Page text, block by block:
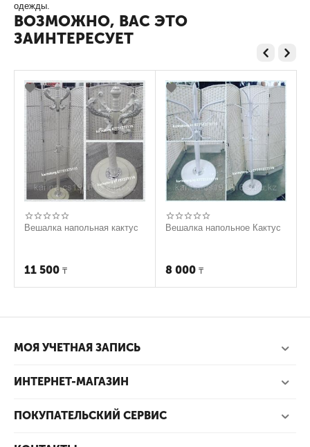
одежды.
ВОЗМОЖНО, ВАС ЭТО
ЗАИНТЕРЕСУЕТ
Вешалка напольная кактус
11 500 ₸
Вешалка напольное Кактус
8 000 ₸
МОЯ УЧЕТНАЯ ЗАПИСЬ
ИНТЕРНЕТ-МАГАЗИН
ПОКУПАТЕЛЬСКИЙ СЕРВИС